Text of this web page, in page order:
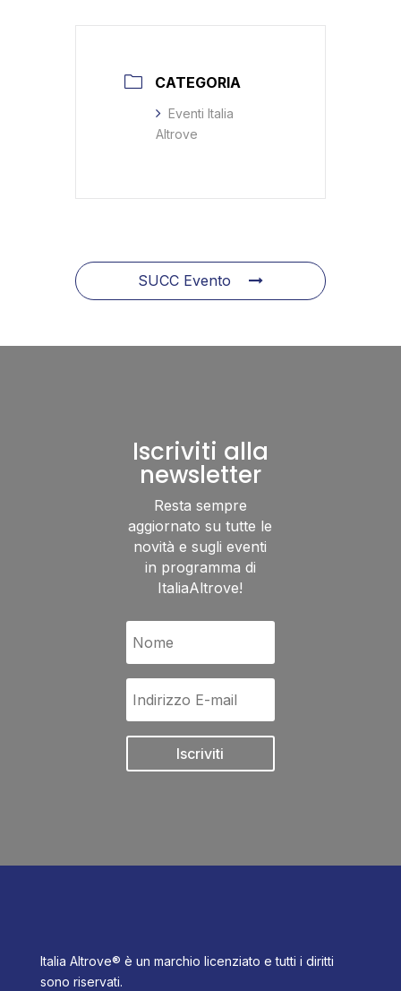
CATEGORIA
Eventi Italia
Altrove
SUCC Evento
Iscriviti alla
newsletter
Resta sempre
aggiornato su tutte le
novità e sugli eventi
in programma di
ItaliaAltrove!
Iscriviti
Italia Altrove® è un marchio licenziato e tutti i diritti
sono riservati.